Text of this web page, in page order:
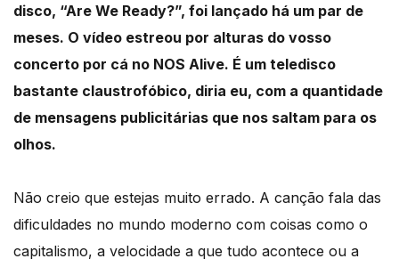
disco, “Are We Ready?”, foi lançado há um par de
meses. O vídeo estreou por alturas do vosso
concerto por cá no NOS Alive. É um teledisco
bastante claustrofóbico, diria eu, com a quantidade
de mensagens publicitárias que nos saltam para os
olhos.
Não creio que estejas muito errado. A canção fala das
dificuldades no mundo moderno com coisas como o
capitalismo, a velocidade a que tudo acontece ou a